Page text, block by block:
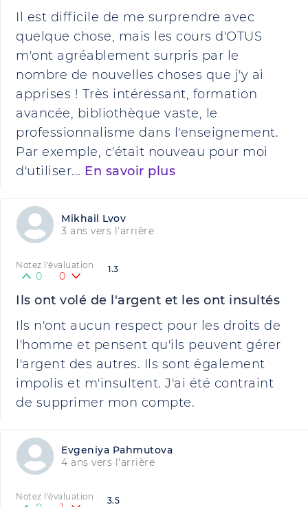
Il est difficile de me surprendre avec
quelque chose, mais les cours d'OTUS
m'ont agréablement surpris par le
nombre de nouvelles choses que j'y ai
apprises ! Très intéressant, formation
avancée, bibliothèque vaste, le
professionnalisme dans l'enseignement.
Par exemple, c'était nouveau pour moi
d'utiliser... En savoir plus
Mikhail Lvov
3 ans vers l'arrière
1.3
Notez l'évaluation
0 0
Ils ont volé de l'argent et les ont insultés
Ils n'ont aucun respect pour les droits de
l'homme et pensent qu'ils peuvent gérer
l'argent des autres. Ils sont également
impolis et m'insultent. J'ai été contraint
de supprimer mon compte.
Evgeniya Pahmutova
4 ans vers l'arrière
3.5
Notez l'évaluation